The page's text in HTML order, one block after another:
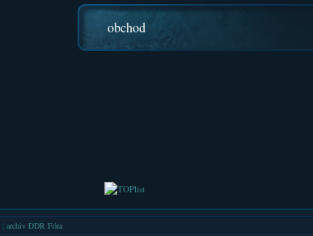
obchod
archiv DDR Fóra